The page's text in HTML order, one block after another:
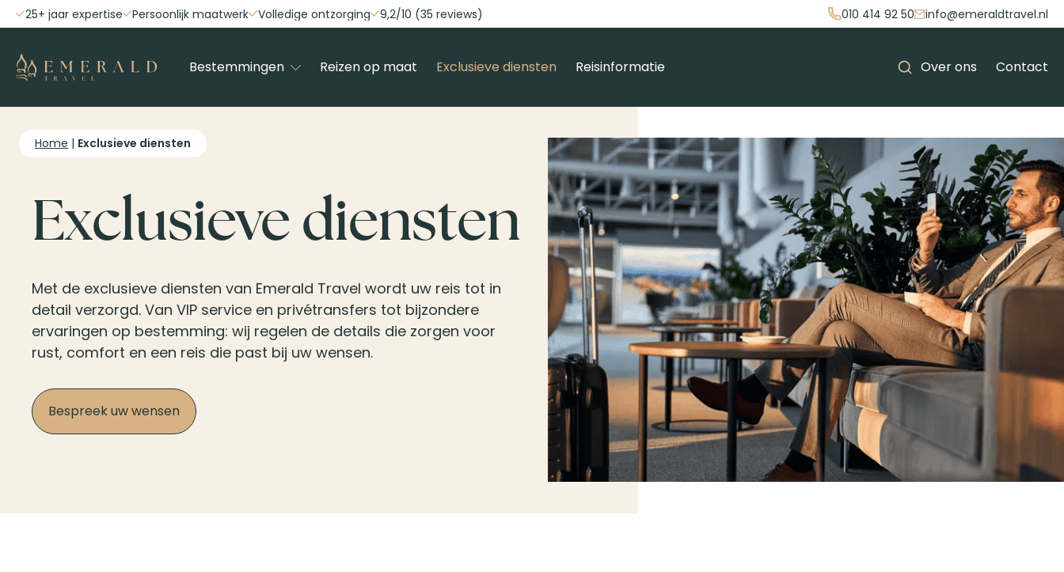
25+ jaar expertise Persoonlijk maatwerk Volledige ontzorging 9,2/10 (35 reviews) 010 414 92 50 info@emeraldtravel.nl
Bestemmingen Reizen op maat Exclusieve diensten Reisinformatie Over ons Contact
Home | Exclusieve diensten
Exclusieve diensten
Met de exclusieve diensten van Emerald Travel wordt uw reis tot in
detail verzorgd. Van VIP service en privétransfers tot bijzondere
ervaringen op bestemming: wij regelen de details die zorgen voor
rust, comfort en een reis die past bij uw wensen.
Bespreek uw wensen